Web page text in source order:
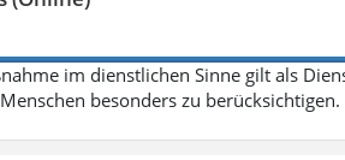
im dienstlichen Sinne gilt als
besonders zu berücksichtigen.